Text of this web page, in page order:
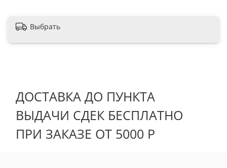
Выбрать
ДОСТАВКА ДО ПУНКТА
ВЫДАЧИ СДЕК БЕСПЛАТНО
ПРИ ЗАКАЗЕ ОТ 5000 Р